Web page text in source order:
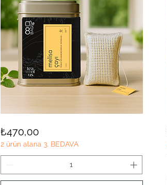
Fiyat
₺470,00
2 ürün alana 3. BEDAVA